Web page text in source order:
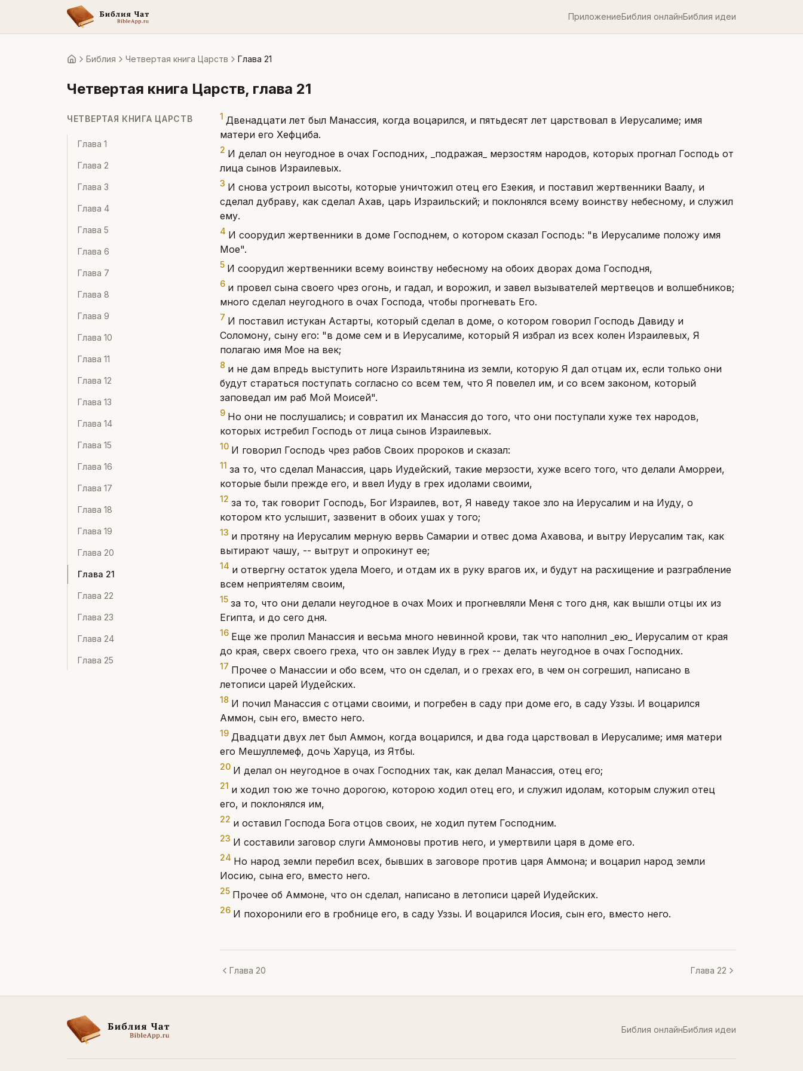
ПриложениеБиблия онлайнБиблия идеи
ГлавнаяБиблия Четвертая книга Царств Глава 21
Четвертая книга Царств, глава 21
ЧЕТВЕРТАЯ КНИГА ЦАРСТВ
Глава 1
Глава 2
Глава 3
Глава 4
Глава 5
Глава 6
Глава 7
Глава 8
Глава 9
Глава 10
Глава 11
Глава 12
Глава 13
Глава 14
Глава 15
Глава 16
Глава 17
Глава 18
Глава 19
Глава 20
Глава 21
Глава 22
Глава 23
Глава 24
Глава 25
1 Двенадцати лет был Манассия, когда воцарился, и пятьдесят лет царствовал в Иерусалиме; имя
матери его Хефциба.
2 И делал он неугодное в очах Господних, _подражая_ мерзостям народов, которых прогнал Господь от
лица сынов Израилевых.
3 И снова устроил высоты, которые уничтожил отец его Езекия, и поставил жертвенники Ваалу, и
сделал дубраву, как сделал Ахав, царь Израильский; и поклонялся всему воинству небесному, и служил
ему.
4 И соорудил жертвенники в доме Господнем, о котором сказал Господь: "в Иерусалиме положу имя
Мое".
5 И соорудил жертвенники всему воинству небесному на обоих дворах дома Господня,
6 и провел сына своего чрез огонь, и гадал, и ворожил, и завел вызывателей мертвецов и волшебников;
много сделал неугодного в очах Господа, чтобы прогневать Его.
7 И поставил истукан Астарты, который сделал в доме, о котором говорил Господь Давиду и
Соломону, сыну его: "в доме сем и в Иерусалиме, который Я избрал из всех колен Израилевых, Я
полагаю имя Мое на век;
8 и не дам впредь выступить ноге Израильтянина из земли, которую Я дал отцам их, если только они
будут стараться поступать согласно со всем тем, что Я повелел им, и со всем законом, который
заповедал им раб Мой Моисей".
9 Но они не послушались; и совратил их Манассия до того, что они поступали хуже тех народов,
которых истребил Господь от лица сынов Израилевых.
10 И говорил Господь чрез рабов Своих пророков и сказал:
11 за то, что сделал Манассия, царь Иудейский, такие мерзости, хуже всего того, что делали Аморреи,
которые были прежде его, и ввел Иуду в грех идолами своими,
12 за то, так говорит Господь, Бог Израилев, вот, Я наведу такое зло на Иерусалим и на Иуду, о
котором кто услышит, зазвенит в обоих ушах у того;
13 и протяну на Иерусалим мерную вервь Самарии и отвес дома Ахавова, и вытру Иерусалим так, как
вытирают чашу, -- вытрут и опрокинут ее;
14 и отвергну остаток удела Моего, и отдам их в руку врагов их, и будут на расхищение и разграбление
всем неприятелям своим,
15 за то, что они делали неугодное в очах Моих и прогневляли Меня с того дня, как вышли отцы их из
Египта, и до сего дня.
16 Еще же пролил Манассия и весьма много невинной крови, так что наполнил _ею_ Иерусалим от края
до края, сверх своего греха, что он завлек Иуду в грех -- делать неугодное в очах Господних.
17 Прочее о Манассии и обо всем, что он сделал, и о грехах его, в чем он согрешил, написано в
летописи царей Иудейских.
18 И почил Манассия с отцами своими, и погребен в саду при доме его, в саду Уззы. И воцарился
Аммон, сын его, вместо него.
19 Двадцати двух лет был Аммон, когда воцарился, и два года царствовал в Иерусалиме; имя матери
его Мешуллемеф, дочь Харуца, из Ятбы.
20 И делал он неугодное в очах Господних так, как делал Манассия, отец его;
21 и ходил тою же точно дорогою, которою ходил отец его, и служил идолам, которым служил отец
его, и поклонялся им,
22 и оставил Господа Бога отцов своих, не ходил путем Господним.
23 И составили заговор слуги Аммоновы против него, и умертвили царя в доме его.
24 Но народ земли перебил всех, бывших в заговоре против царя Аммона; и воцарил народ земли
Иосию, сына его, вместо него.
25 Прочее об Аммоне, что он сделал, написано в летописи царей Иудейских.
26 И похоронили его в гробнице его, в саду Уззы. И воцарился Иосия, сын его, вместо него.
Глава 20 Глава 22
Библия онлайнБиблия идеи